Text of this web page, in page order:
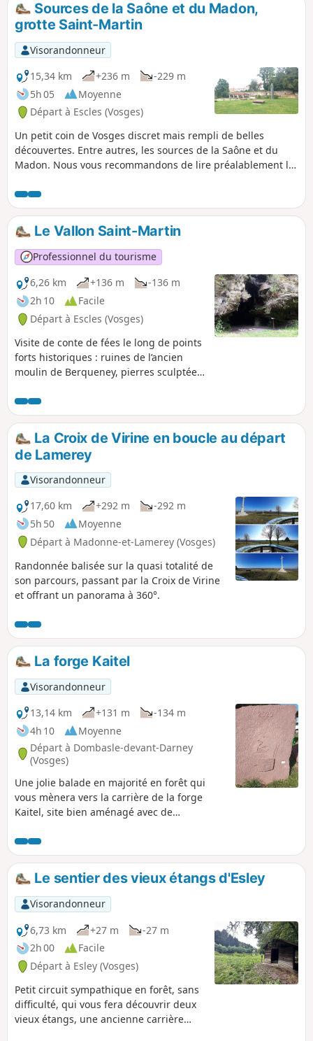
p
Sources de la Saône et du Madon,
grotte Saint-Martin
Visorandonneur
15,34 km
+236 m
-229 m
5h 05
Moyenne
Départ à Escles (Vosges)
Un petit coin de Vosges discret mais rempli de belles
découvertes. Entre autres, les sources de la Saône et du
Madon. Nous vous recommandons de lire préalablement la
particuliers du circuit.
Le Vallon Saint-Martin
Professionnel du tourisme
6,26 km
+136 m
-136 m
2h 10
Facile
Départ à Escles (Vosges)
Visite de conte de fées le long de points
forts historiques : ruines de l’ancien
moulin de Berqueney, pierres sculptées,
Saint-Martin, le Cuveau des Fées... et
tout cela le long du Madon.
La Croix de Virine en boucle au départ
de Lamerey
Visorandonneur
17,60 km
+292 m
-292 m
5h 50
Moyenne
Départ à Madonne-et-Lamerey (Vosges)
Randonnée balisée sur la quasi totalité de
son parcours, passant par la Croix de Virine
et offrant un panorama à 360°.
La forge Kaitel
Visorandonneur
13,14 km
+131 m
-134 m
4h 10
Moyenne
Départ à Dombasle-devant-Darney
(Vosges)
Une jolie balade en majorité en forêt qui
vous mènera vers la carrière de la forge
Kaitel, site bien aménagé avec de
sur le site de Kaitel, ce circuit n'est pas
balisé, pour vous guider, nous avons relevé
les plaques de numérotation des parcelles
forestières. Veillez à bien les repérer. Afin
d'éviter toute confusion ce parcours n'est
pas décrit entre les points 8 et 11, suivez le
balisage sur le terrain "flèche blanche et
écusson" agrémenté de nombreux
panneaux d'informations. En période de
chasse, renseignez-vous auprès des mairies
des communes traversées, évitez les week-
ends.
Le sentier des vieux étangs d'Esley
Visorandonneur
6,73 km
+27 m
-27 m
2h 00
Facile
Départ à Esley (Vosges)
Petit circuit sympathique en forêt, sans
difficulté, qui vous fera découvrir deux
vieux étangs, une ancienne carrière